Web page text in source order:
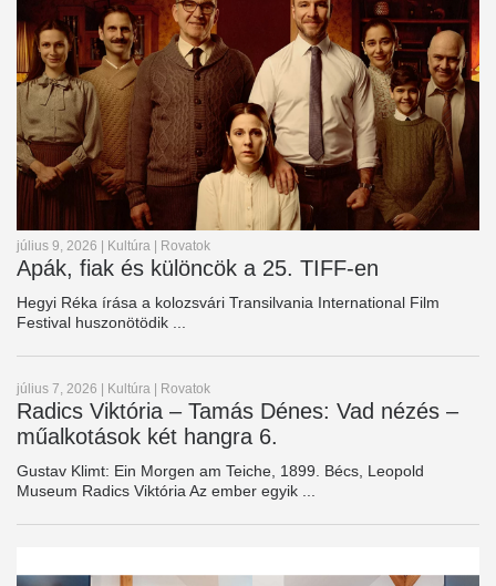
július 9, 2026 Kultúra Rovatok
Apák, fiak és különcök a 25. TIFF-en
Hegyi Réka írása a kolozsvári Transilvania International Film
Festival huszonötödik ...
július 7, 2026 Kultúra Rovatok
Radics Viktória – Tamás Dénes: Vad nézés –
műalkotások két hangra 6.
Gustav Klimt: Ein Morgen am Teiche, 1899. Bécs, Leopold
Museum Radics Viktória Az ember egyik ...